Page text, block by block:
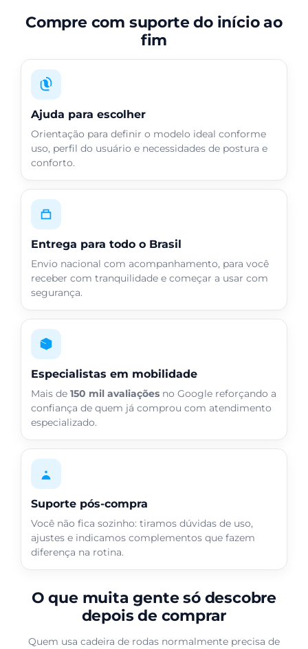
Compre com suporte do início ao
fim
Ajuda para escolher
Orientação para definir o modelo ideal conforme
uso, perfil do usuário e necessidades de postura e
conforto.
Entrega para todo o Brasil
Envio nacional com acompanhamento, para você
receber com tranquilidade e começar a usar com
segurança.
Especialistas em mobilidade
Mais de 150 mil avaliações no Google reforçando a
confiança de quem já comprou com atendimento
especializado.
Suporte pós-compra
Você não fica sozinho: tiramos dúvidas de uso,
ajustes e indicamos complementos que fazem
diferença na rotina.
O que muita gente só descobre
depois de comprar
Quem usa cadeira de rodas normalmente precisa de